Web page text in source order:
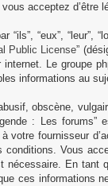
acceptez
“eux”, “leur”,
Public License”
Le groupe
informations au
obscène,
: Les
votre fournisseur
Vous
En tant
ces informations